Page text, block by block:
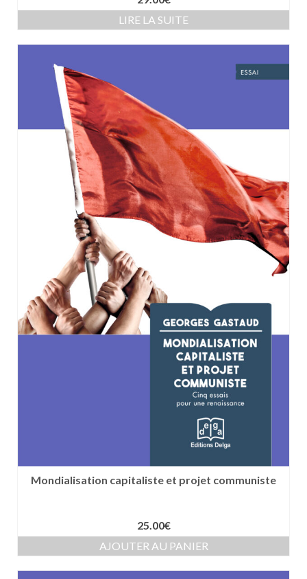
LIRE LA SUITE
Mondialisation capitaliste et projet communiste
25.00€
AJOUTER AU PANIER